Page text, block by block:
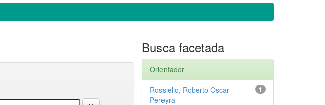
Busca facetada
Orientador
1
Rossiello, Roberto Oscar
Pereyra